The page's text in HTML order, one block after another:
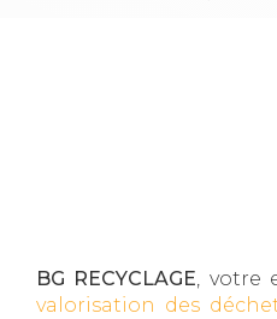
BG RECYCLAGE, votre
valorisation des